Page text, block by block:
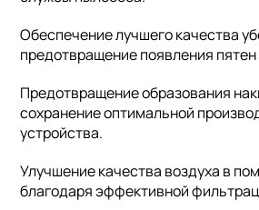
Обеспечение лучшего качества
предотвращение появления
Предотвращение образования
сохранение оптимальной
устройства.
Улучшение качества воздуха в
благодаря эффективной